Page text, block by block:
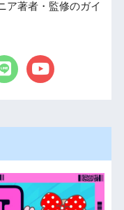
ア著者・監修のガイ